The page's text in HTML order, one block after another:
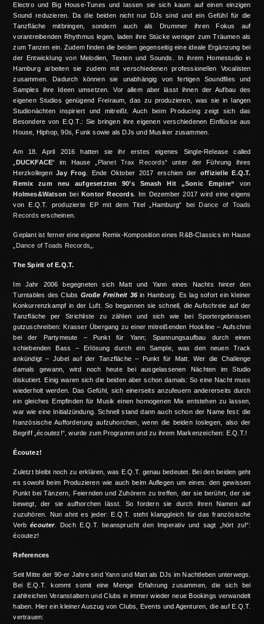
Electro und Big House-Tunes und lassen sie sich kaum auf einen einzigen
Sound reduzieren. Da die beiden nicht nur DJs sind und ein Gefühl für die
Tanzfläche mitbringen, sondern auch als Drummer ihren Fokus auf
vorantreibenden Rhythmus legen, laden ihre Stücke weniger zum Träumen als
zum Tanzen ein. Zudem finden die beiden gegenseitig eine ideale Ergänzung bei
der Entwicklung von Melodien, Texten und Sounds. In ihrem Homestudio in
Hamburg arbeiten sie zudem mit verschiedenen professionellen Vocalisten
zusammen. Dadurch können sie unabhängig von fertigen Soundfiles und
Samples ihre Ideen umsetzen. Vor allem aber lässt ihnen der Aufbau des
eigenen Studios genügend Freiraum, das zu produzieren, was sie in langen
Studionächten inspiriert und mitreißt. Auch beim Producing zeigt sich das
Besondere von E.Q.T.: Sie bringen ihre eigenen verschiedenen Einflüsse aus
House, Hiphop, 90s, Funk sowie als DJs und Musiker zusammen.
Am 18. April 2016 hatten sie ihr erstes eigenes Single-Release called
DUCKFACE“ im Hause „ Planet Trax Records“ unter der Führung ihres
HerzkollegenJay Frog . Ende Oktober 2017 erschien der offizielle E.Q.T.
Remix zum neu aufgesetzten 90’s Smash Hit „Sonic Empire“
von
Holmes&Watson bei Kontor Records. Im Dezember 2017 wird eine eigens
von E.Q.T. produzierte EP mit dem Titel „Hamburg“ bei Dance of Toads
Records erscheinen.
Geplant ist ferner eine eigene Remix-Komposition eines R&B-Classics im Hause
Dance of Toads Records
The Spirit of E.Q.T.
Im Jahr 2006 begegneten sich Matt und Yann eines Nachts hinter den
Turntables des Clubs Große Freiheit 36 in Hamburg. Es lag sofort ein kleiner
Konkurrenzkampf in der Luft. So begannen sie schnell, die Aufschreie auf der
Tanzfläche per Strichliste zu zählen und sich wie bei Sportergebnissen
gutzuschreiben: Krasser Übergang zu einer mitreißenden Hookline – Aufschrei
bei der Partymeute – Punkt für Yann; Spannungsaufbau durch einen
schiebenden Bass – Erlösung durch ein Sample, was den neuen Track
ankündigt – Jubel auf der Tanzfläche – Punkt für Matt. Wer die Challenge
damals gewann, wird noch heute bei ausgelassenen Nächten im Studio
diskutiert. Einig waren sich die beiden aber schon damals: So eine Nacht muss
wiederholt werden. Das Gefühl, sich einerseits anzufeuern andererseits durch
ein gleiches Empfinden für Musik einen homogenen Mix entstehen zu lassen,
war wie eine Initialzündung. Schnell stand dann auch schon der Name fest: die
französische Aufforderung aufzuhorchen, wenn die beiden loslegen, also der
Begriff „écoutez!“, wurde zum Programm und zu ihrem Markenzeichen: E.Q.T.!
Écoutez!
Zuletzt bleibt noch zu erklären, was E.Q.T. genau bedeutet. Bei den beiden geht
es sowohl beim Produzieren wie auch beim Auflegen um eines: den gewissen
Punkt bei Tänzern, Feiernden und Zuhörern zu treffen, der sie berührt, der sie
bewegt, der sie aufhorchen lässt. So fordern sie durch ihren Namen auf
zuzuhören. Nun ahnt es jeder: E.Q.T. steht klanggleich für das französische
Verbécouter. Doch E.Q.T. beansprucht den Imperativ und sagt „hört zu!“:
écoutez!
References
Seit Mitte der 90-er Jahre sind Yann und Matt als DJs im Nachtleben unterwegs.
Bei E.Q.T. kommt somit eine Menge Erfahrung zusammen, die sich bei
zahlreichen Veranstaltern und Clubs in immer wieder neue Bookings verwandelt
haben. Hier ein kleiner Auszug von Clubs, Events und Agenturen, die auf E.Q.T.
vertrauen: